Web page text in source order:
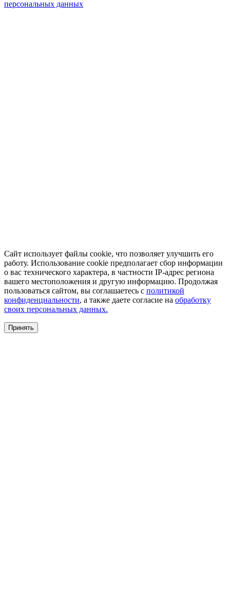
персональных данных
Сайт использует файлы cookie, что позволяет улучшить его
работу. Использование cookie предполагает сбор информации
о вас технического характера, в частности IP-адрес региона
вашего местоположения и другую информацию. Продолжая
пользоваться сайтом, вы соглашаетесь с политикой
конфиденциальности, а также даете согласие на обработку
своих персональных данных.
Принять